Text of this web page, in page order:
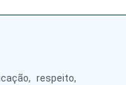
respeito,